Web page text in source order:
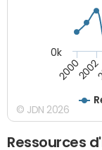
20002002
0k
© JDN 2026
Ressources